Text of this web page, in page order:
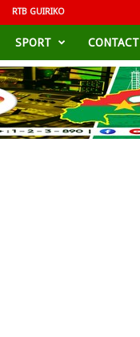
RTB GUIRIKO
SPORT CONTACT